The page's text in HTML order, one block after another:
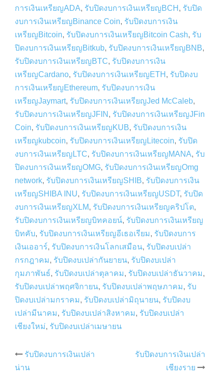
การเงินเหรียญADA, รับปิดงบการเงินเหรียญBCH , รับปิด
งบการเงินเหรียญBinance Coin, รับปิดงบการเงิน
เหรียญBitcoin, รับปิดงบการเงินเหรียญBitcoin Cash, รับ
ปิดงบการเงินเหรียญBitkub, รับปิดงบการเงินเหรียญBNB,
รับปิดงบการเงินเหรียญBTC, รับปิดงบการเงิน
เหรียญCardano, รับปิดงบการเงินเหรียญETH , รับปิดงบ
การเงินเหรียญEthereum, รับปิดงบการเงิน
เหรียญJaymart, รับปิดงบการเงินเหรียญJed McCaleb,
รับปิดงบการเงินเหรียญJFIN , รับปิดงบการเงินเหรียญJFin
Coin, รับปิดงบการเงินเหรียญKUB, รับปิดงบการเงิน
เหรียญkubcoin, รับปิดงบการเงินเหรียญLitecoin, รับปิด
งบการเงินเหรียญLTC, รับปิดงบการเงินเหรียญMANA, รับ
ปิดงบการเงินเหรียญOMG, รับปิดงบการเงินเหรียญOmg
network, รับปิดงบการเงินเหรียญSHIB, รับปิดงบการเงิน
เหรียญSHIBA INU, รับปิดงบการเงินเหรียญUSDT, รับปิด
งบการเงินเหรียญXLM, รับปิดงบการเงินเหรียญคริปโต,
รับปิดงบการเงินเหรียญบิทคอยน์, รับปิดงบการเงินเหรียญ
บิทคับ, รับปิดงบการเงินเหรียญอีเธอเรียม, รับปิดงบการ
เงินเออาร์, รับปิดงบการเงินโลกเสมือน, รับปิดงบเปล่า
กรกฎาคม, รับปิดงบเปล่ากันยายน, รับปิดงบเปล่า
กุมภาพันธ์, รับปิดงบเปล่าตุลาคม, รับปิดงบเปล่าธันวาคม,
รับปิดงบเปล่าพฤศจิกายน, รับปิดงบเปล่าพฤษภาคม, รับ
ปิดงบเปล่ามกราคม, รับปิดงบเปล่ามิถุนายน, รับปิดงบ
เปล่ามีนาคม, รับปิดงบเปล่าสิงหาคม, รับปิดงบเปล่า
เชียงใหม่, รับปิดงบเปล่าเมษายน
Post
รับปิดงบการเงินเปล่า
น่าน
รับปิดงบการเงินเปล่า
เชียงราย